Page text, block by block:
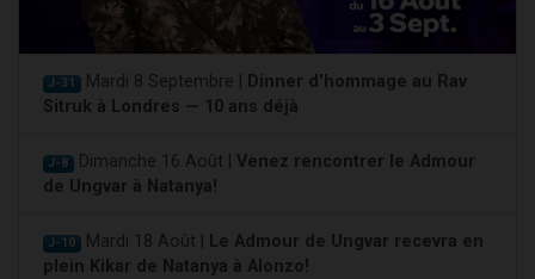
J-31 Mardi 8 Septembre |
Dinner d'hommage au Rav
Sitruk à Londres — 10 ans déjà
J-8 Dimanche 16 Août | Venez rencontrer le Admour
de Ungvar à Natanya!
J-10 Mardi 18 Août |
Le Admour de Ungvar recevra en
plein Kikar de Natanya à Alonzo!